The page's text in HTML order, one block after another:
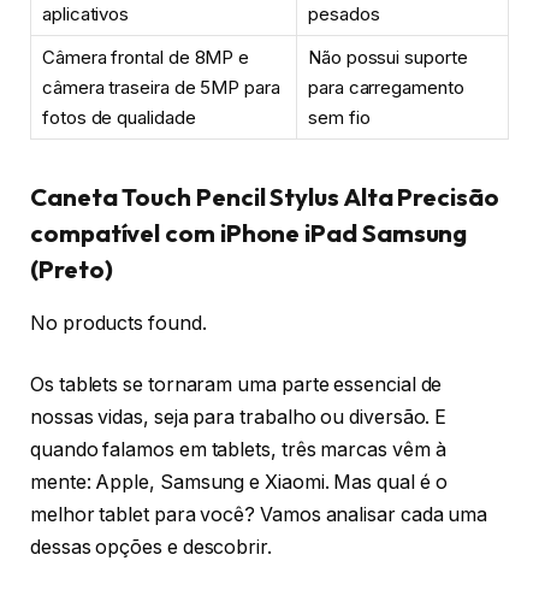
aplicativos
pesados
Câmera frontal de 8MP e
câmera traseira de 5MP para
fotos de qualidade
Não possui suporte
para carregamento
sem fio
Caneta Touch Pencil Stylus Alta Precisão
compatível com iPhone iPad Samsung
(Preto)
No products found.
Os tablets se tornaram uma parte essencial de
nossas vidas, seja para trabalho ou diversão. E
quando falamos em tablets, três marcas vêm à
mente: Apple, Samsung e Xiaomi. Mas qual é o
melhor tablet para você? Vamos analisar cada uma
dessas opções e descobrir.